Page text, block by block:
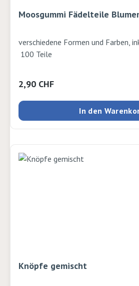
Moosgummi Fädelteile
verschiedene Formen und Farben,
100 Teile
Regulärer Preis:
2,90 CHF
In den
Knöpfe gemischt